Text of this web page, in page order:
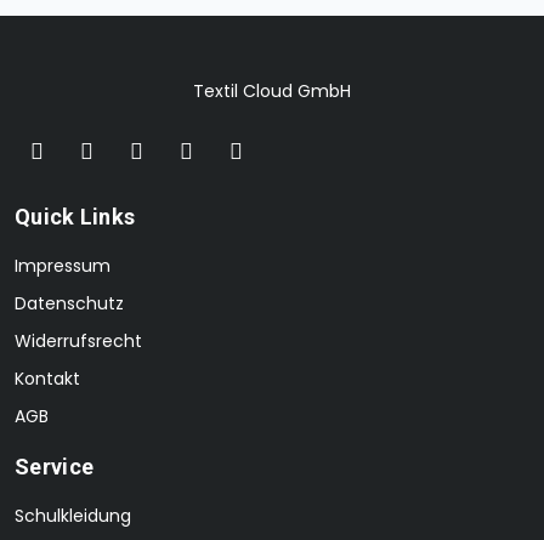
Textil Cloud GmbH
Quick Links
Impressum
Datenschutz
Widerrufsrecht
Kontakt
AGB
Service
Schulkleidung